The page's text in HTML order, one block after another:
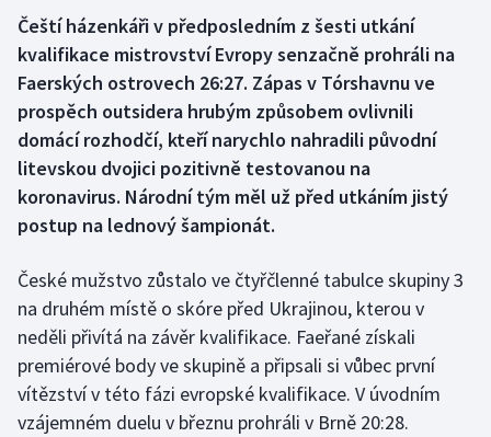
Boby a skeleton
Box
Curling
Dostihy
Futsal
Golf
Gymnastika
AZ kvíz
Čeští házenkáři v předposledním z šesti utkání
kvalifikace mistrovství Evropy senzačně prohráli na
Faerských ostrovech 26:27. Zápas v Tórshavnu ve
prospěch outsidera hrubým způsobem ovlivnili
domácí rozhodčí, kteří narychlo nahradili původní
litevskou dvojici pozitivně testovanou na
koronavirus. Národní tým měl už před utkáním jistý
postup na lednový šampionát.
České mužstvo zůstalo ve čtyřčlenné tabulce skupiny 3
na druhém místě o skóre před Ukrajinou, kterou v
neděli přivítá na závěr kvalifikace. Faeřané získali
premiérové body ve skupině a připsali si vůbec první
vítězství v této fázi evropské kvalifikace. V úvodním
vzájemném duelu v březnu prohráli v Brně 20:28.